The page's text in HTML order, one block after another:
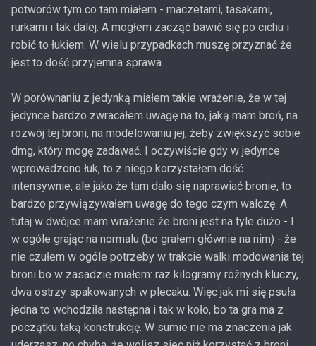
potworów tym co tam miałem - maczetami, tasakami,
rurkami i tak dalej. A mogłem zacząć bawić się po cichu i
robić to łukiem. W wielu przypadkach muszę przyznać że
jest to dość przyjemna sprawa.
W porównaniu z jedynką miałem takie wrażenie, że w tej
jedynce bardzo zwracałem uwagę na to, jaką mam broń, na
rozwój tej broni, na modelowaniu jej, żeby zwiększyć sobie
dmg, który mogę zadawać. I oczywiście gdy w jedynce
wprowadzono łuk, to z niego korzystałem dość
intensywnie, ale jako że tam dało się naprawiać bronie, to
bardzo przywiązywałem uwagę do tego czym walczę. A
tutaj w dwójce mam wrażenie że broni jest na tyle dużo - I
w ogóle grając na normalu (bo grałem głównie na nim) - że
nie czułem w ogóle potrzeby w trakcie walki modowania tej
broni bo w zasadzie miałem: raz kilogramy różnych kluczy,
dwa ostrzy spakowanych w plecaku. Więc jak mi się psuła
jedna to wchodziła następna i tak w koło, bo ta gra ma z
początku taką konstrukcję. W sumie nie ma znaczenia jak